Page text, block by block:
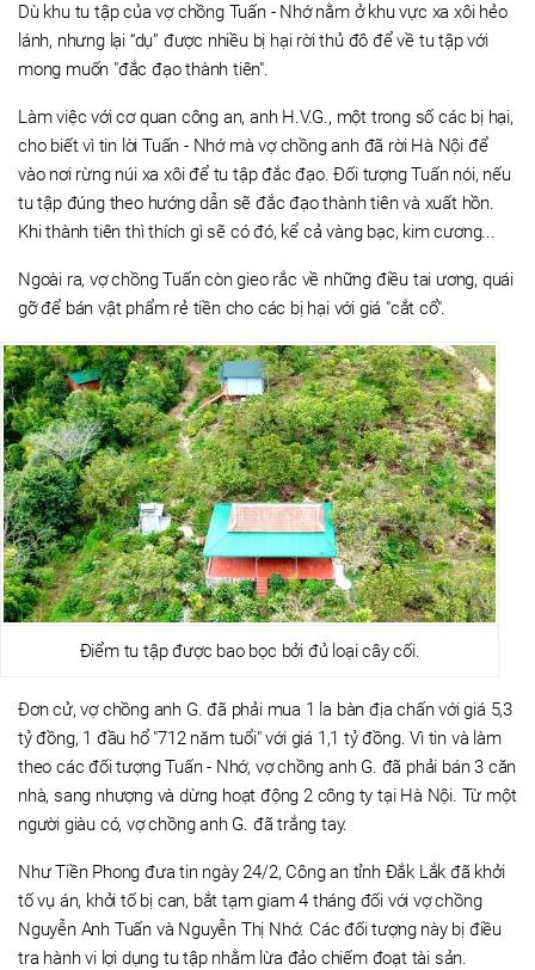
Dù khu tu tập của vợ chồng Tuấn - Nhớ nằm ở khu vực xa xôi hẻo
lánh, nhưng lại “dụ” được nhiều bị hại rời thủ đô để về tu tập với
mong muốn "đắc đạo thành tiên".
Làm việc với cơ quan công an, anh H.V.G., một trong số các bị hại,
cho biết vì tin lời Tuấn - Nhớ mà vợ chồng anh đã rời Hà Nội để
vào nơi rừng núi xa xôi để tu tập đắc đạo. Đối tượng Tuấn nói, nếu
tu tập đúng theo hướng dẫn sẽ đắc đạo thành tiên và xuất hồn.
Khi thành tiên thì thích gì sẽ có đó, kể cả vàng bạc, kim cương...
Ngoài ra, vợ chồng Tuấn còn gieo rắc về những điều tai ương, quái
gỡ để bán vật phẩm rẻ tiền cho các bị hại với giá "cắt cổ".
Điểm tu tập được bao bọc bởi đủ loại cây cối.
Đơn cử, vợ chồng anh G. đã phải mua 1 la bàn địa chấn với giá 5,3
tỷ đồng, 1 đầu hổ "712 năm tuổi" với giá 1,1 tỷ đồng. Vì tin và làm
theo các đối tượng Tuấn - Nhớ, vợ chồng anh G. đã phải bán 3 căn
nhà, sang nhượng và dừng hoạt động 2 công ty tại Hà Nội. Từ một
người giàu có, vợ chồng anh G. đã trắng tay.
Như Tiền Phong đưa tin ngày 24/2, Công an tỉnh Đắk Lắk đã khởi
tố vụ án, khởi tố bị can, bắt tạm giam 4 tháng đối với vợ chồng
Nguyễn Anh Tuấn và Nguyễn Thị Nhớ. Các đối tượng này bị điều
tra hành vi lợi dụng tu tập nhằm lừa đảo chiếm đoạt tài sản.